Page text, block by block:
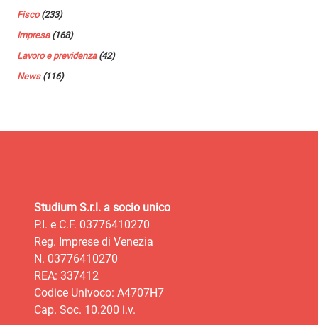
Fisco(233)
Impresa(168)
Lavoro e previdenza(42)
News(116)
Studium S.r.l. a socio unico
P.I. e C.F. 03776410270
Reg. Imprese di Venezia
N. 03776410270
REA: 337412
Codice Univoco: A4707H7
Cap. Soc. 10.200 i.v.